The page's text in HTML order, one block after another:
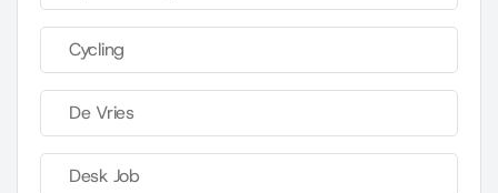
Cycling
De Vries
Desk Job